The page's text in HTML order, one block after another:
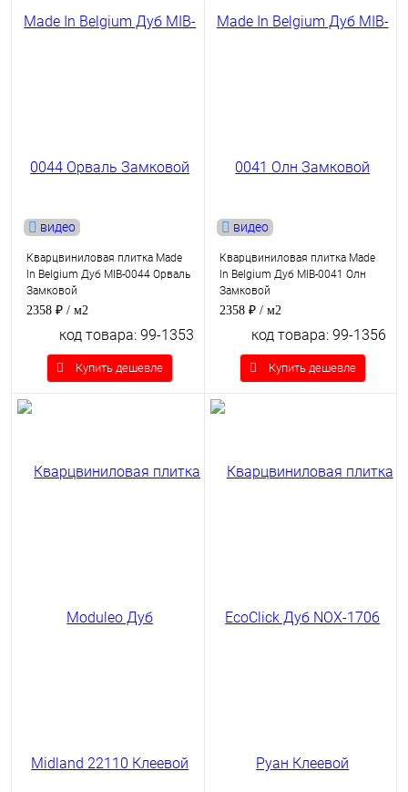
видео
Кварцвиниловая плитка Made
In Belgium Дуб MIB-0044 Орваль
Замковой
2358 ₽ / м2
код товара: 99-1353
Купить дешевле
видео
Кварцвиниловая плитка Made
In Belgium Дуб MIB-0041 Олн
Замковой
2358 ₽ / м2
код товара: 99-1356
Купить дешевле